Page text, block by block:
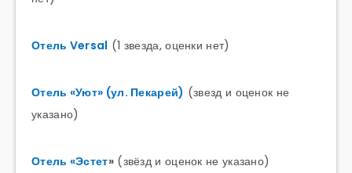
Отель Versal (1 звезда, оценки нет)
Отель «Уют» (ул. Пекарей) (звезд и оценок не
указано)
Отель «Эстет»(звёзд и оценок не указано)